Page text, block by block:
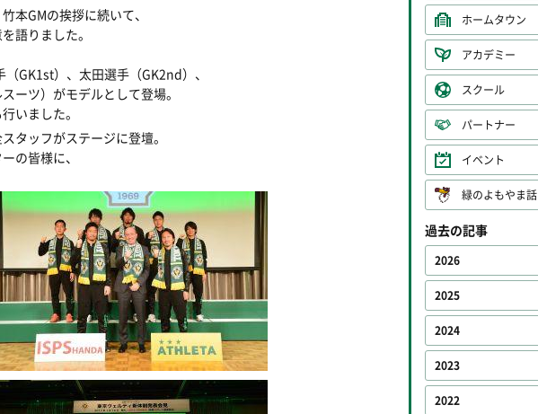
本GMの挨拶に続いて、
語りました。
GK1st）、太田選手（GK2nd）、
ーツ）がモデルとして登場。
いました。
タッフがステージに登壇。
の皆様に、
ホームタウン
アカデミー
スクール
パートナー
イベント
緑のよもやま話
過去の記事
2026
2025
2024
2023
2022